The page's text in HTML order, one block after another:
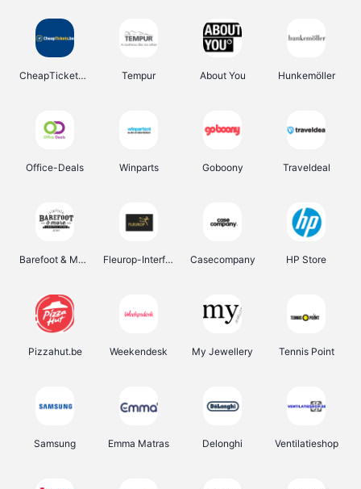
CheapTickets.be Tempur About You Hunkemöller
Office-Deals Winparts Goboony Traveldeal
Barefoot & More Fleurop-Interflora Casecompany HP Store
Pizzahut.be Weekendesk My Jewellery Tennis Point
Samsung Emma Matras Delonghi Ventilatieshop